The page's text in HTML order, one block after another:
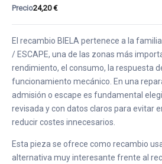
Precio24,20 €
El recambio BIELA pertenece a la
/ ESCAPE, una de las zonas más
rendimiento, el consumo, la respuesta
funcionamiento mecánico. En una
admisión o escape es fundamental
revisada y con datos claros para evitar
reducir costes innecesarios.
Esta pieza se ofrece como recambio
alternativa muy interesante frente al